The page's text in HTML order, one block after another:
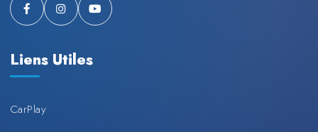
Liens Utiles
CarPlay